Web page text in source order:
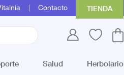
Contacto TIENDA
Salud Herbolario